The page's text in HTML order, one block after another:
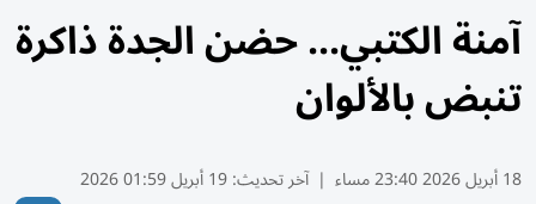
آمنة الكتبي... حضن الجدة ذاكرة
تنبض بالألوان
18 أبريل 2026 23:40 مساء | آخر تحديث:19 أبريل 01:59 2026